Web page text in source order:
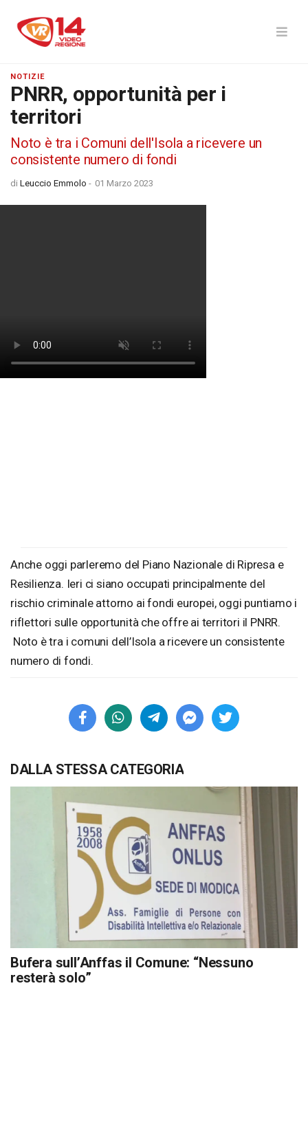
NOTIZIE
PNRR, opportunità per i
territori
Noto è tra i Comuni dell'Isola a ricevere un
consistente numero di fondi
di Leuccio Emmolo - 01 Marzo 2023
Anche oggi parleremo del Piano Nazionale di Ripresa e
Resilienza. Ieri ci siano occupati principalmente del
rischio criminale attorno ai fondi europei, oggi puntiamo i
riflettori sulle opportunità che offre ai territori il PNRR.
Noto è tra i comuni dell’Isola a ricevere un consistente
numero di fondi.
DALLA STESSA CATEGORIA
Bufera sull’Anffas il Comune: “Nessuno
resterà solo”